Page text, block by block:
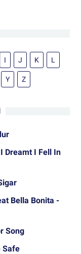
I J K L
Y Z
Dreamt I Fell In
Bella Bonita -
Song
Safe